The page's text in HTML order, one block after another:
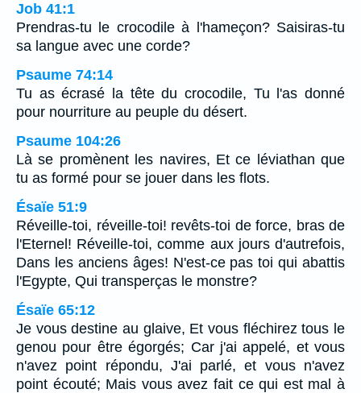
Job 41:1
Prendras-tu le crocodile à l'hameçon? Saisiras-tu
sa langue avec une corde?
Psaume 74:14
Tu as écrasé la tête du crocodile, Tu l'as donné
pour nourriture au peuple du désert.
Psaume 104:26
Là se promènent les navires, Et ce léviathan que
tu as formé pour se jouer dans les flots.
Ésaïe 51:9
Réveille-toi, réveille-toi! revêts-toi de force, bras de
l'Eternel! Réveille-toi, comme aux jours d'autrefois,
Dans les anciens âges! N'est-ce pas toi qui abattis
l'Egypte, Qui transperças le monstre?
Ésaïe 65:12
Je vous destine au glaive, Et vous fléchirez tous le
genou pour être égorgés; Car j'ai appelé, et vous
n'avez point répondu, J'ai parlé, et vous n'avez
point écouté; Mais vous avez fait ce qui est mal à